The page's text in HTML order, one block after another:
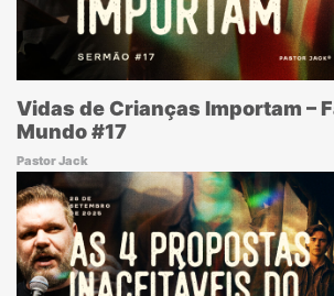
Vidas de Crianças Importam –
Mundo #17
Pastor Jack